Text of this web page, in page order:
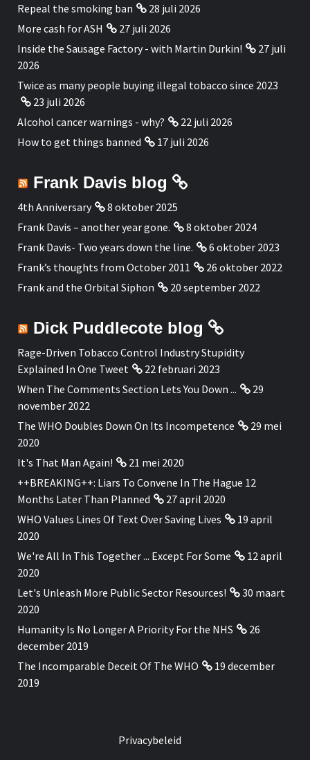
Repeal the smoking ban
28 juli 2026
More cash for ASH
27 juli 2026
Inside the Sausage Factory - with Martin Durkin!
27 juli
2026
Twice as many people buying illegal tobacco since 2023
23 juli 2026
Alcohol cancer warnings - why?
22 juli 2026
How to get things banned
17 juli 2026
Frank Davis blog
4th Anniversary
8 oktober 2025
Frank Davis – another year gone.
8 oktober 2024
Frank Davis- Two years down the line.
6 oktober 2023
Frank’s thoughts from October 2011
26 oktober 2022
Frank and the Orbital Siphon
20 september 2022
Dick Puddlecote blog
Rage-Driven Tobacco Control Industry Stupidity
Explained In One Tweet
22 februari 2023
When The Comments Section Lets You Down ...
29
november 2022
The WHO Doubles Down On Its Incompetence
29 mei
2020
It's That Man Again!
21 mei 2020
++BREAKING++: Liars To Convene In The Hague 12
Months Later Than Planned
27 april 2020
WHO Values Lines Of Text Over Saving Lives
19 april
2020
We're All In This Together ... Except For Some
12 april
2020
Let's Unleash More Public Sector Resources!
30 maart
2020
Humanity Is No Longer A Priority For the NHS
26
december 2019
The Incomparable Deceit Of The WHO
19 december
2019
Privacybeleid